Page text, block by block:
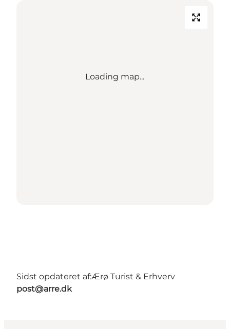
Loading map...
Sidst opdateret af:Ærø Turist & Erhverv
post@arre.dk